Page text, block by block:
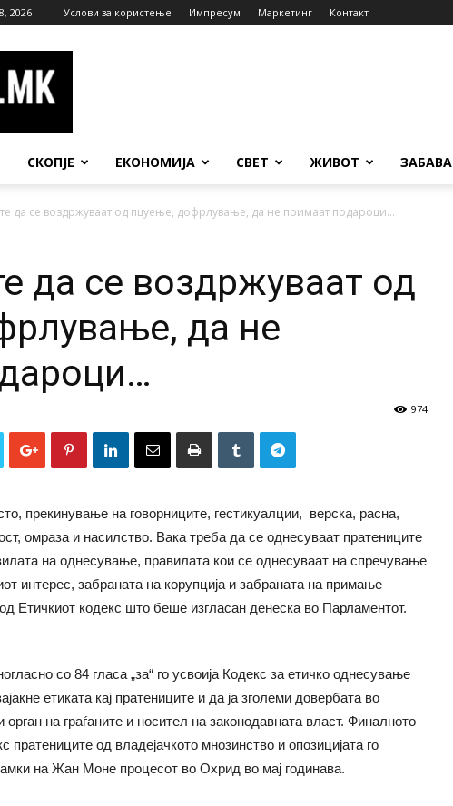
2026 Услови за користење Импресум Маркетинг Контакт
СКОПЈЕ ЕКОНОМИЈА СВЕТ ЖИВОТ ЗАБАВА
да се воздржуваат од пцуење, дофрлување, да не примаат подароци…
да се воздржуваат од
да не
974
прекинување на говорниците, гестикуалции, верска, расна,
омраза и насилство. Вака треба да се однесуваат пратениците
на однесување, правилата кои се однесуваат на спречување
интерес, забраната на корупција и забраната на примање
Етичкиот кодекс што беше изгласан денеска во Парламентот.
со 84 гласа „за“ го усвоија Кодекс за етичко однесување
етиката кај пратениците и да ја зголеми довербата во
на граѓаните и носител на законодавната власт. Финалното
пратениците од владејачкото мнозинство и опозицијата го
на Жан Моне процесот во Охрид во мај годинава.